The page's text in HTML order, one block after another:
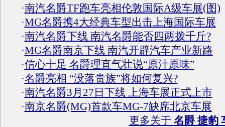
·南汽名爵TF跑车亮相伦敦国际A级车展(图)
·MG名爵携4大经典车型出击上海国际车展
·南汽名爵下线 南汽名爵能否四两拨千斤?
·MG名爵南京下线 南汽开辟汽车产业新路
·信心十足 名爵理直气壮说“原汁原味”
·名爵亮相 “没落贵族”将如何复兴?
·南汽名爵3月27日下线 上海车展正式上市
·南京名爵(MG)首款车MG-7缺席北京车展
更多关于 名爵 捷豹